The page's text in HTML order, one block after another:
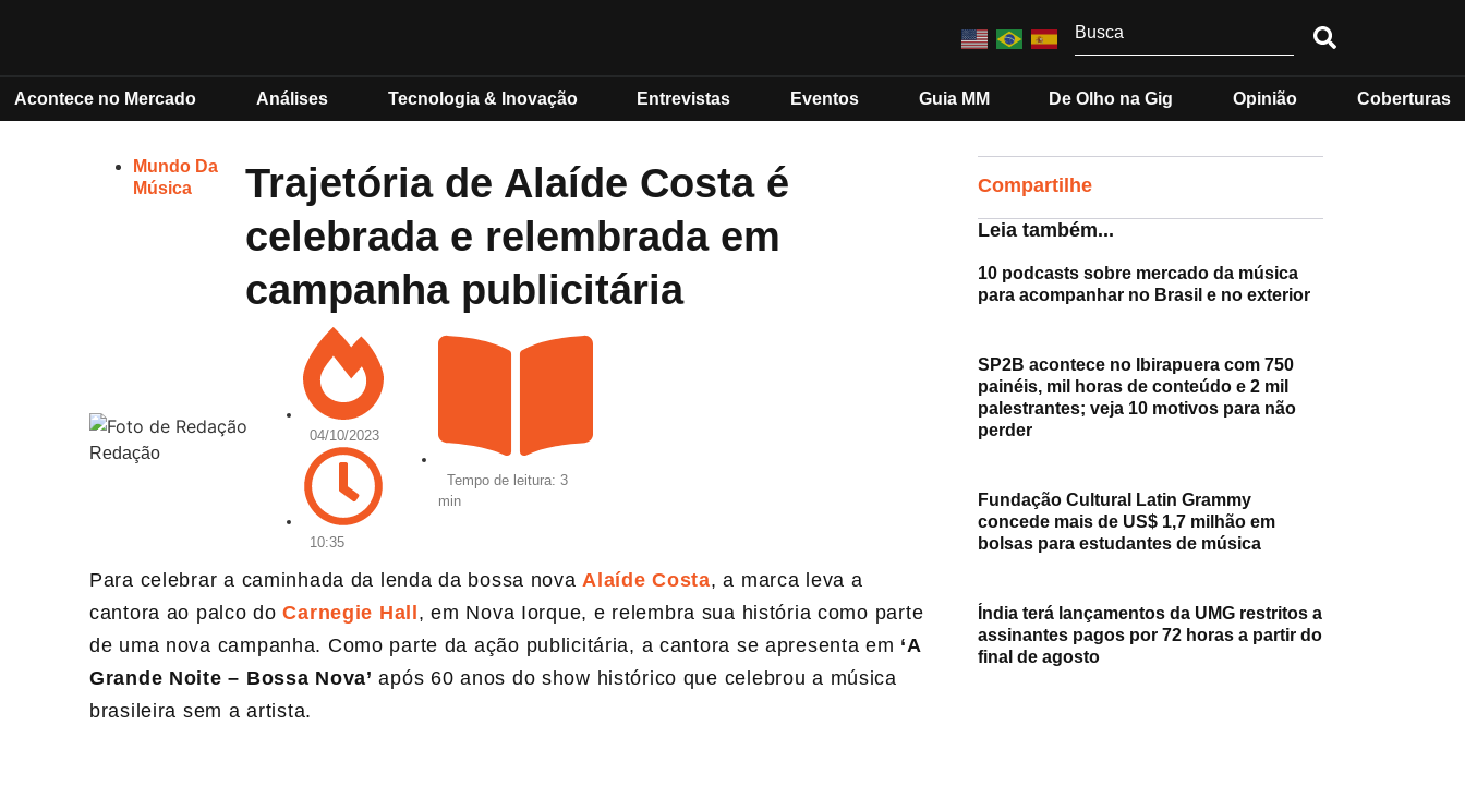
Acontece no Mercado Análises Tecnologia & Inovação Entrevistas Eventos Guia MM De Olho na Gig Opinião Coberturas
Mundo Da
Música
Trajetória de Alaíde Costa é
celebrada e relembrada em
campanha publicitária
Redação
04/10/2023
10:35
Tempo de leitura: 3
min
Para celebrar a caminhada da lenda da bossa nova Alaíde Costa, a marca leva a
cantora ao palco doCarnegie Hall, em Nova Iorque, e relembra sua história como parte
de uma nova campanha. Como parte da ação publicitária, a cantora se apresenta em ‘A
Grande Noite – Bossa Nova’ após 60 anos do show histórico que celebrou a música
brasileira sem a artista.
Compartilhe
Leia também...
10 podcasts sobre mercado da música
para acompanhar no Brasil e no exterior
SP2B acontece no Ibirapuera com 750
painéis, mil horas de conteúdo e 2 mil
palestrantes; veja 10 motivos para não
perder
Fundação Cultural Latin Grammy
concede mais de US$ 1,7 milhão em
bolsas para estudantes de música
Índia terá lançamentos da UMG restritos a
assinantes pagos por 72 horas a partir do
final de agosto